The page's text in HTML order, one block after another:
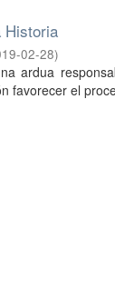
Historia
02-28)
ardua
favorecer el